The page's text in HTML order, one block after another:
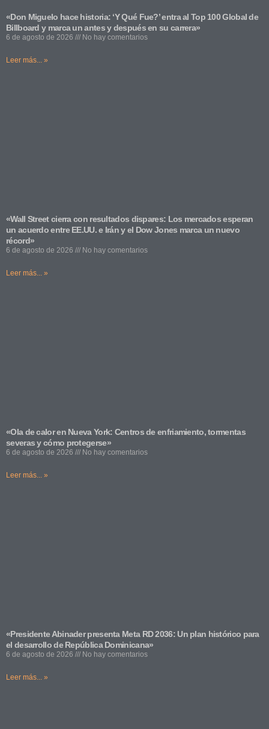
«Don Miguelo hace historia: ‘Y Qué Fue?’ entra al Top 100 Global de
Billboard y marca un antes y después en su carrera»
6 de agosto de 2026 No hay comentarios
Leer más... »
«Wall Street cierra con resultados dispares: Los mercados esperan
un acuerdo entre EE.UU. e Irán y el Dow Jones marca un nuevo
récord»
6 de agosto de 2026 No hay comentarios
Leer más... »
«Ola de calor en Nueva York: Centros de enfriamiento, tormentas
severas y cómo protegerse»
6 de agosto de 2026 No hay comentarios
Leer más... »
«Presidente Abinader presenta Meta RD 2036: Un plan histórico para
el desarrollo de República Dominicana»
6 de agosto de 2026 No hay comentarios
Leer más... »